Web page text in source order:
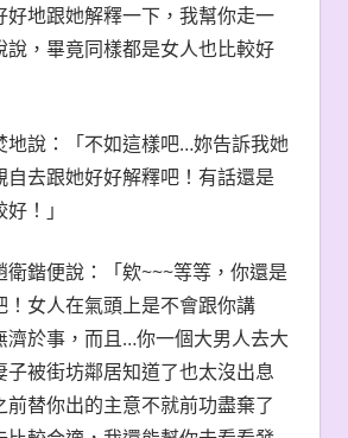
好地跟她解釋一下，我幫你走一
說，畢竟同樣都是女人也比較好
地說：「不如這樣吧…妳告訴我她
自去跟她好好解釋吧！有話還是
！」
衛鍇便說：「欸~~~等等，你還是
！女人在氣頭上是不會跟你講
濟於事，而且…你一個大男人去大
子被街坊鄰居知道了也太沒出息
前替你出的主意不就前功盡棄了